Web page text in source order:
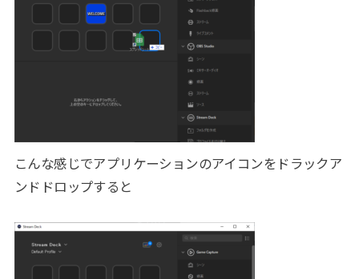
こんな感じでアプリケーションのアイコンをドラックア
ンドドロップすると